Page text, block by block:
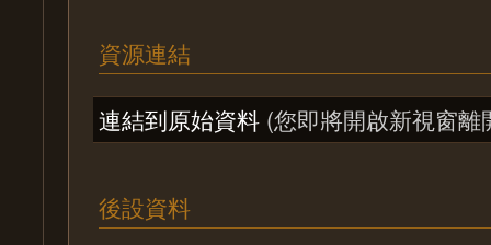
資源連結
連結到原始資料 (您即將開啟新視窗離
後設資料